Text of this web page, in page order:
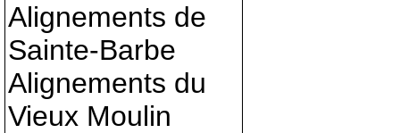
Alignements de
Sainte-Barbe
Alignements du
Vieux Moulin